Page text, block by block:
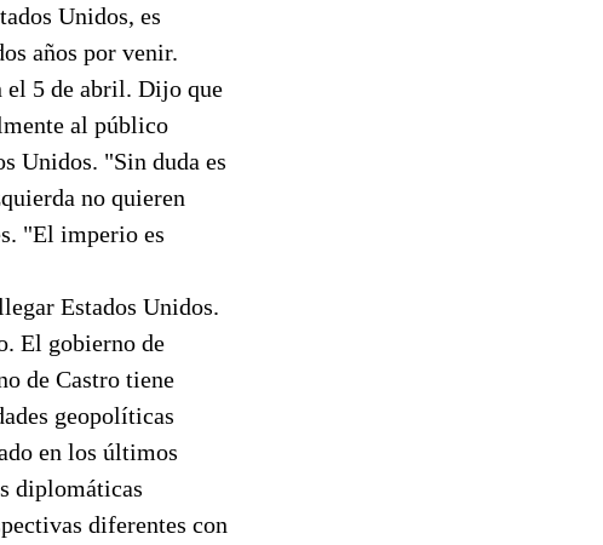
Unidos, es
años por venir.
el 5 de abril. Dijo que
al público
Unidos. "Sin duda es
no quieren
"El imperio es
Estados Unidos.
El gobierno de
de Castro tiene
geopolíticas
en los últimos
diplomáticas
diferentes con